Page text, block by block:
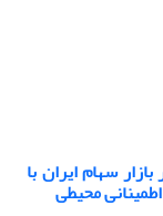
سهام ایران با
محیطی